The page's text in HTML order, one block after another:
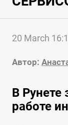
20 March
Автор:
В Рунете
работе